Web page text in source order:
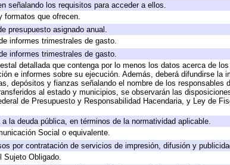
señalando los requisitos para acceder a ellos.
formatos que ofrecen.
presupuesto asignado anual.
informes trimestrales de gasto.
informes trimestrales de gasto.
detallada que contenga por lo menos los datos acerca de
e informes sobre su ejecución. Además, deberá difundirse la
depósitos y fianzas señalando el nombre de los responsables
al estado y municipios, se observarán las
de Presupuesto y Responsabilidad Hacendaria, y Ley de
la deuda pública, en términos de la normatividad aplicable.
Social o equivalente.
por contratación de servicios de impresión, difusión y
Sujeto Obligado.